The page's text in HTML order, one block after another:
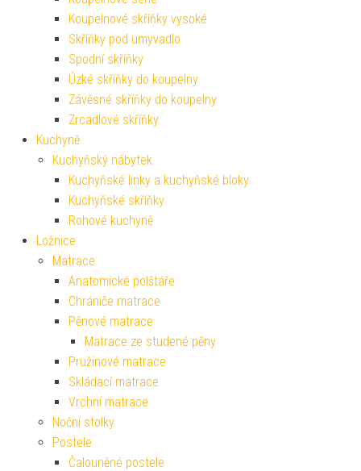
Koupelnové skříňky vysoké
Skříňky pod umyvadlo
Spodní skříňky
Úzké skříňky do koupelny
Závěsné skříňky do koupelny
Zrcadlové skříňky
Kuchyně
Kuchyňský nábytek
Kuchyňské linky a kuchyňské bloky
Kuchyňské skříňky
Rohové kuchyně
Ložnice
Matrace
Anatomické polštáře
Chrániče matrace
Pěnové matrace
Matrace ze studené pěny
Pružinové matrace
Skládací matrace
Vrchní matrace
Noční stolky
Postele
Čalouněné postele